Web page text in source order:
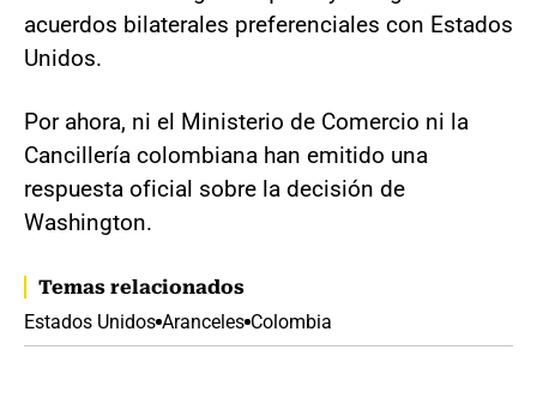
acuerdos bilaterales preferenciales con Estados
Unidos.
Por ahora, ni el Ministerio de Comercio ni la
Cancillería colombiana han emitido una
respuesta oficial sobre la decisión de
Washington.
Temas relacionados
Estados Unidos Aranceles Colombia